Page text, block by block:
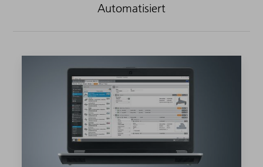
Automatisiert